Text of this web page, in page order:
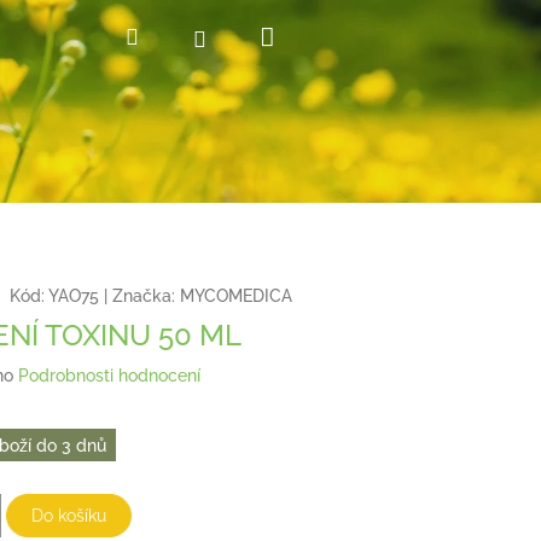
HledatPřihlášení
košík
Kód: YAO75 Značka: MYCOMEDICA
TOXINU 50 ML
Podrobnosti hodnocení
do 3 dnů
Do košíku